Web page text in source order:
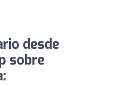
desde
sobre